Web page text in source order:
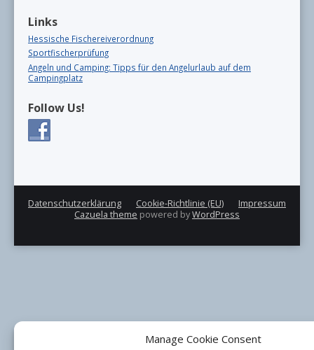
Manage Cookie Consent
Links
Hessische Fischereiverordnung
Sportfischerprüfung
Angeln und Camping: Tipps für den Angelurlaub auf dem
Campingplatz
Follow Us!
Datenschutzerklärung Cookie-Richtlinie (EU)
Impressum
Cazuela theme powered byWordPress